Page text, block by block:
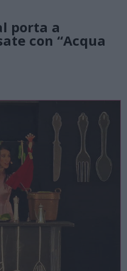
porta a
con “Acqua